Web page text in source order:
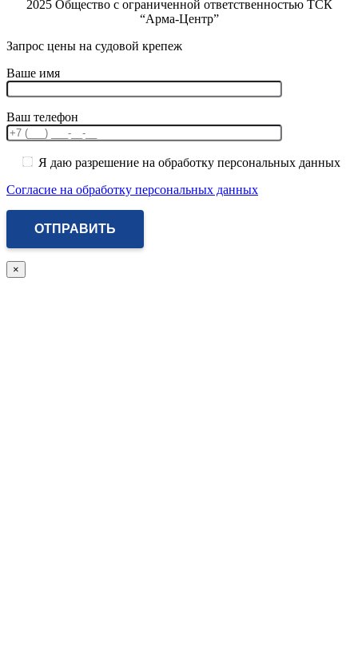
2025 Общество с ограниченной ответственностью ТСК
“Арма-Центр”
Запрос цены на судовой крепеж
Ваше имя
Ваш телефон
Я даю разрешение на обработку персональных данных
Согласие на обработку персональных данных
×